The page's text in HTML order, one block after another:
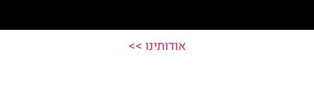
אודותינו >>